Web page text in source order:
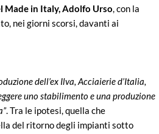
Made in Italy, Adolfo Urso, con la
nei giorni scorsi, davanti ai
dell’ex Ilva, Acciaierie d’Italia,
uno stabilimento e una produzione
. Tra le ipotesi, quella che
del ritorno degli impianti sotto